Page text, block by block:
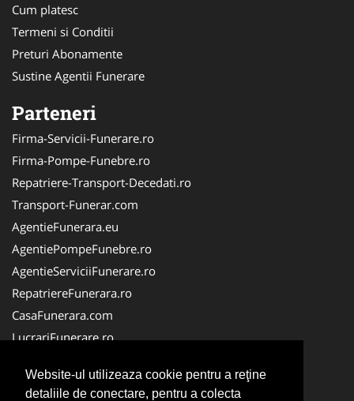
Website-ul utilizeaza cookie pentru a reţine
detaliile de conectare, pentru a colecta
Cum platesc
Termeni si Conditii
Preturi Abonamente
Sustine Agentii Funerare
Parteneri
Firma-Servicii-Funerare.ro
Firma-Pompe-Funebre.ro
Repatriere-Transport-Decedati.ro
Transport-Funerar.com
AgentieFunerara.eu
AgentiePompeFunebre.ro
AgentieServiciiFunerare.ro
RepatriereFunerara.ro
CasaFunerara.com
LucrariFunerare.ro
ParastasesiPomeni.ro